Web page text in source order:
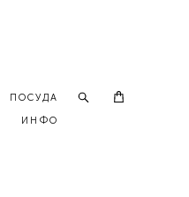
ПОСУДА
ИНФО